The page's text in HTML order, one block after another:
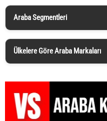
Araba Segmentleri
Ülkelere Göre Araba Markaları